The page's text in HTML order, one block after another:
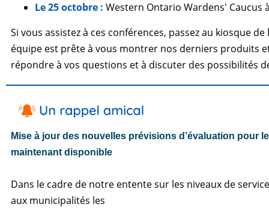
Le 25 octobre : Western Ontario Wardens' Caucus
Si vous assistez à ces conférences, passez au kiosque de
équipe est prête à vous montrer nos derniers produits
répondre à vos questions et à discuter des possibilités
Mise à jour des nouvelles prévisions d’évaluation pour
maintenant disponible
Dans le cadre de notre entente sur les niveaux de
aux municipalités les